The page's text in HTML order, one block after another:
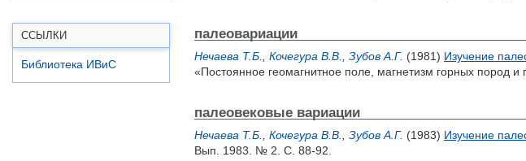
ССЫЛКИ
Библиотека ИВиС
палеовариации
Нечаева Т.Б. Кочегура В.В. Зубов А.Г. (1981) Изучение
«Постоянное геомагнитное поле, магнетизм горных пород
палеовековые вариации
Нечаева Т.Б. Кочегура В.В. Зубов А.Г. (1983) Изучение
Вып. 1983. № 2. С. 88-92.